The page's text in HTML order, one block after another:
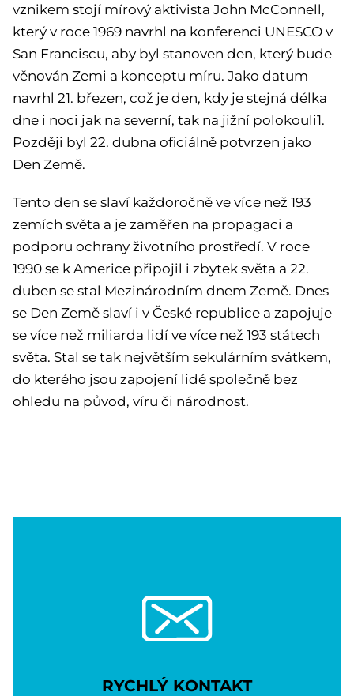
vznikem stojí mírový aktivista John McConnell,
který v roce 1969 navrhl na konferenci UNESCO v
San Franciscu, aby byl stanoven den, který bude
věnován Zemi a konceptu míru. Jako datum
navrhl 21. březen, což je den, kdy je stejná délka
dne i noci jak na severní, tak na jižní polokouli1.
Později byl 22. dubna oficiálně potvrzen jako
Den Země.
Tento den se slaví každoročně ve více než 193
zemích světa a je zaměřen na propagaci a
podporu ochrany životního prostředí. V roce
1990 se k Americe připojil i zbytek světa a 22.
duben se stal Mezinárodním dnem Země. Dnes
se Den Země slaví i v České republice a zapojuje
se více než miliarda lidí ve více než 193 státech
světa. Stal se tak největším sekulárním svátkem,
do kterého jsou zapojení lidé společně bez
ohledu na původ, víru či národnost.
RYCHLÝ KONTAKT